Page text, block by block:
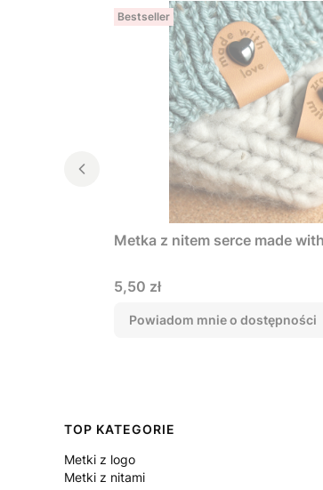
Bestseller
Metka z nitem serce made
Cena
5,50 zł
Powiadom mnie o dostępności
Linki w stopce
TOP KATEGORIE
Metki z logo
Metki z nitami